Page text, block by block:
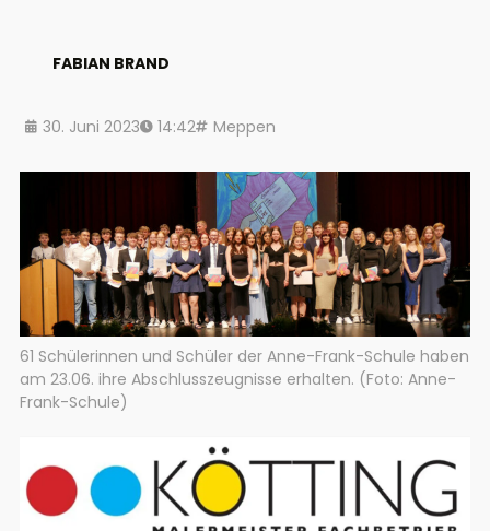
FABIAN BRAND
30. Juni 2023 14:42 Meppen
61 Schülerinnen und Schüler der Anne-Frank-Schule haben
am 23.06. ihre Abschlusszeugnisse erhalten. (Foto: Anne-
Frank-Schule)